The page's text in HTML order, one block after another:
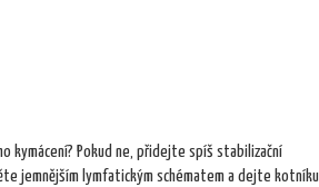
kymácení? Pokud ne, přidejte spíš stabilizační
jemnějším lymfatickým schématem a dejte kotníku